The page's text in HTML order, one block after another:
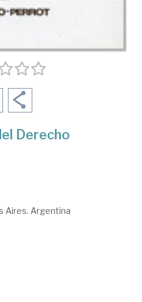
Derecho
Aires. Argentina